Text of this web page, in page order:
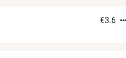
€3.6